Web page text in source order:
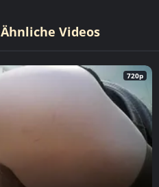
Ähnliche Videos
720p